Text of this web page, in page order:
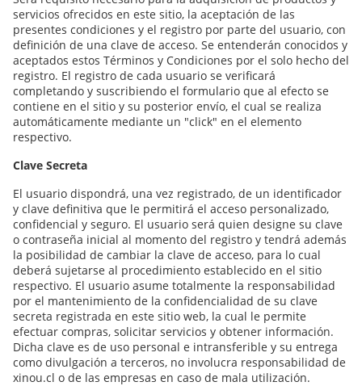
servicios ofrecidos en este sitio, la aceptación de las
presentes condiciones y el registro por parte del usuario, con
definición de una clave de acceso. Se entenderán conocidos y
aceptados estos Términos y Condiciones por el solo hecho del
registro. El registro de cada usuario se verificará
completando y suscribiendo el formulario que al efecto se
contiene en el sitio y su posterior envío, el cual se realiza
automáticamente mediante un "click" en el elemento
respectivo.
Clave Secreta
El usuario dispondrá, una vez registrado, de un identificador
y clave definitiva que le permitirá el acceso personalizado,
confidencial y seguro. El usuario será quien designe su clave
o contraseña inicial al momento del registro y tendrá además
la posibilidad de cambiar la clave de acceso, para lo cual
deberá sujetarse al procedimiento establecido en el sitio
respectivo. El usuario asume totalmente la responsabilidad
por el mantenimiento de la confidencialidad de su clave
secreta registrada en este sitio web, la cual le permite
efectuar compras, solicitar servicios y obtener información.
Dicha clave es de uso personal e intransferible y su entrega
como divulgación a terceros, no involucra responsabilidad de
xinou.cl o de las empresas en caso de mala utilización.